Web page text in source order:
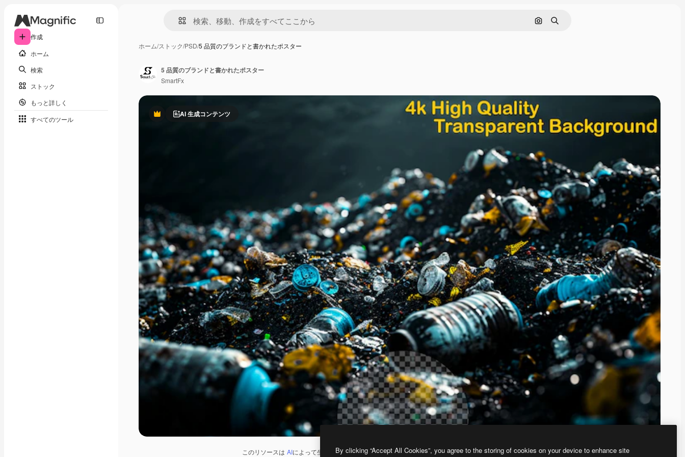
作成
ホーム
検索
ストック
もっと詳しく
すべてのツール
画像で検索
検索
ホーム/ストック/PSD/5 品質のブランドと書かれたポスター
PremiumAI 生成コンテンツ
このリソースは AIによって生成されたものです。 AI画像生成ツールを使うと、あなた独自の画像を作成できます。
5 品質のブランドと書かれたポスター
SmartFx
By clicking “Accept All Cookies”, you agree to the storing of cookies on your device to enhance site